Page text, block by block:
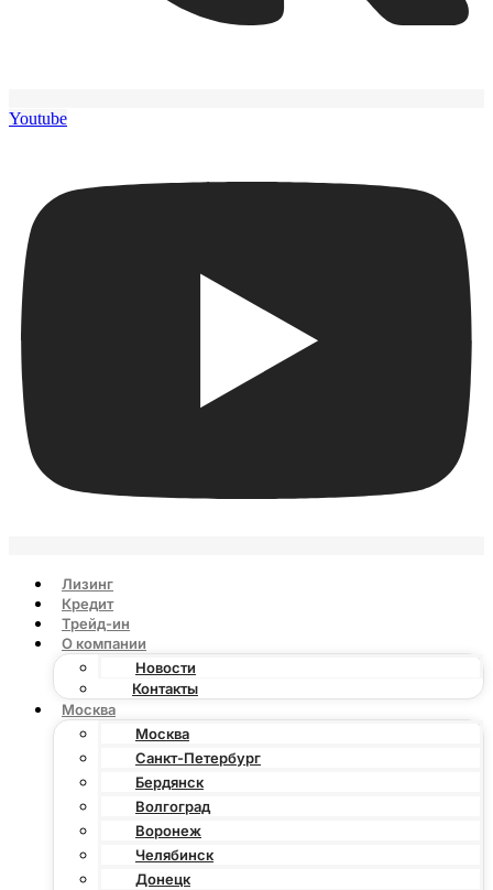
Youtube
Лизинг
Кредит
Трейд-ин
О компании
Новости
Контакты
Москва
Москва
Санкт-Петербург
Бердянск
Волгоград
Воронеж
Челябинск
Донецк